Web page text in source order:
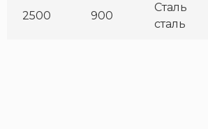
2500 900
Сталь
сталь